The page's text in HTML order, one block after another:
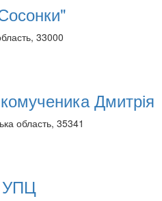
33000
Дмитрія
область, 35341
УПЦ